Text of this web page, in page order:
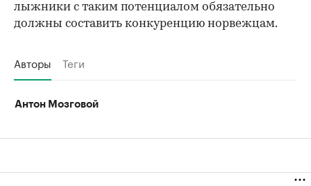
лыжники с таким потенциалом обязательно
должны составить конкуренцию норвежцам.
Авторы Теги
Антон Мозговой